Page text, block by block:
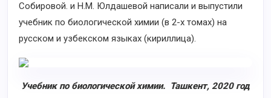
Собировой. и Н.М. Юлдашевой написали и выпустили
учебник по биологической химии (в 2-х томах) на
русском и узбекском языках (кириллица).
Учебник по биологической химии. Ташкент, 2020 год